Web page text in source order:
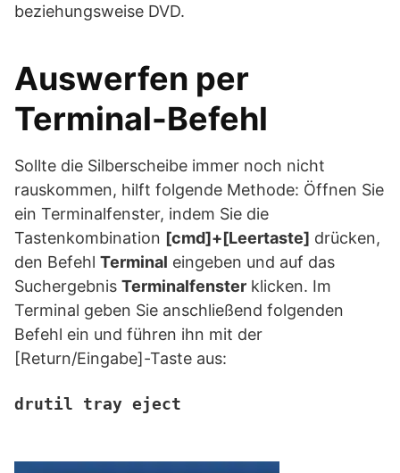
beziehungsweise DVD.
Auswerfen per
Terminal-Befehl
Sollte die Silberscheibe immer noch nicht
rauskommen, hilft folgende Methode: Öffnen Sie
ein Terminalfenster, indem Sie die
Tastenkombination [cmd]+[Leertaste] drücken,
den Befehl Terminal eingeben und auf das
Suchergebnis Terminalfenster klicken. Im
Terminal geben Sie anschließend folgenden
Befehl ein und führen ihn mit der
[Return/Eingabe]-Taste aus:
drutil tray eject